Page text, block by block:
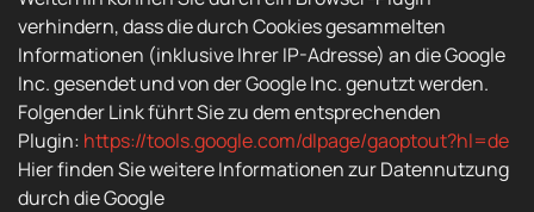
verhindern, dass die durch Cookies gesammelten
Informationen (inklusive Ihrer IP-Adresse) an die Google
Inc. gesendet und von der Google Inc. genutzt werden.
Folgender Link führt Sie zu dem entsprechenden
Plugin: https://tools.google.com/dlpage/gaoptout?hl=de
Hier finden Sie weitere Informationen zur Datennutzung
durch die Google